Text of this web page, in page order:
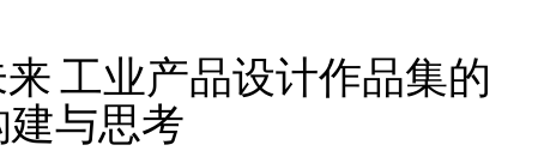
工业产品设计作品集的
建与思考